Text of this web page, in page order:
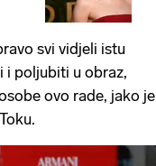
svi vidjeli istu
i poljubiti u obraz,
ovo rade, jako je